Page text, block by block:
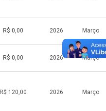
R$ 0,00 2026 Março
R$ 0,00 2026 Março
R$ 120,00 2026 Março